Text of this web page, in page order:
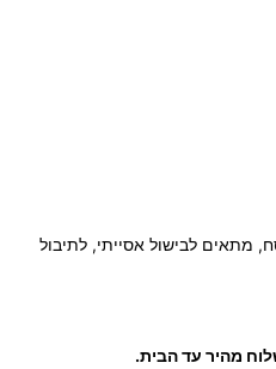
מתאים לבישול אסייתי, לתיבול
מהיר עד הבית.